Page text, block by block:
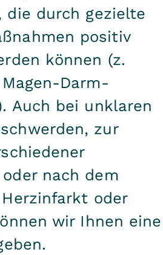
die durch gezielte
positiv
können (z.
Darm-
Auch bei unklaren
zur
nach dem
oder
wir Ihnen eine